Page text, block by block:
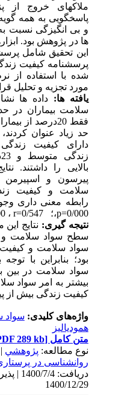
ملاکهای خروج از
پاسخگویی به همه
و بی انگیزگی نسبت
ها در پژوهش بود.
این تحقیق شامل
پرسشنامه کیفیت
شده با استفاده از نرم
مورد تجزیه و تحلیل
یافته ها:
فقط 20درصد از
بالایی را داشتند.
پیرسون و اسپیرمن
سلامت و کیفیت
رابطه معنی داری وجود
،p=0/000؛ p=0/000 ،r=0/547
نتیجه گیری:نتایج این
سطح سواد سلامت و
سواد سلامت و کیفیت
بود؛ بنابراین با
سواد سلامت در بین
بیشتر به امر سواد
کیفیت زندگی بیش از
واژه‌های کلیدی:سواد
همودیالیز
متن کامل[PDF 289 kb]
نوع مطالعه:پژوهشي|
روانشناسی در پرستاری
1400/12/29